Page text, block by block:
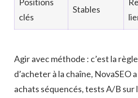
clés
Stables
Agir avec méthode : c’est la
d’acheter à la chaîne, NovaSEO
achats séquencés, tests A/B sur